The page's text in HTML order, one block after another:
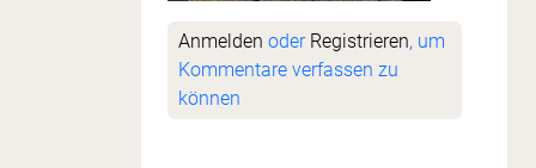
Anmelden oder Registrieren, um
Kommentare verfassen zu
können